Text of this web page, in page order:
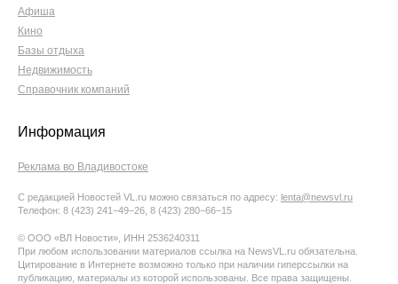
Афиша
Кино
Базы отдыха
Недвижимость
Справочник компаний
Информация
Реклама во Владивостоке
С редакцией Новостей VL.ru можно связаться по адресу: lenta@newsvl.ru
Телефон: 8 (423) 241−49−26, 8 (423) 280−66−15
© ООО «ВЛ Новости», ИНН 2536240311
При любом использовании материалов ссылка на NewsVL.ru обязательна.
Цитирование в Интернете возможно только при наличии гиперссылки на
публикацию, материалы из которой использованы. Все права защищены.